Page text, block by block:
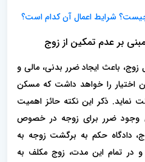
شرایط اعمال آن کدام است؟
بر عدم تمکین از زوج
باعث ایجاد ضرر بدنی، مالی و
اختیار را خواهد داشت که مسکن
نماید. ذکر این نکته حائز اهمیت
ضرر برای زوجه در خصوص
دادگاه حکم به برگشت زوجه به
در تمام این مدت، زوج مکلف به